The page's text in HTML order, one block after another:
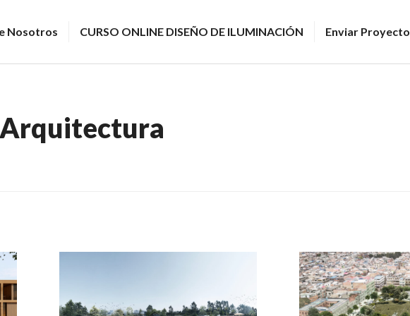
Nosotros CURSO ONLINE DISEÑO DE ILUMINACIÓN Enviar Proyecto
PROFESIONALES
PROFESIONALES,
PUBLICACIONES
DESTACADAS,
UNCATEGORIZED